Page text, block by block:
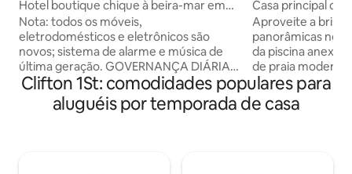
Hotel boutique chique à beira-mar em
Clifton
Nota: todos os móveis,
eletrodomésticos e eletrônicos são
novos; sistema de alarme e música de
última geração. GOVERNANÇA DIÁRIA:
cinco dias por semana. Horas adicionais
mediante solicitação. Consulte o manual
da casa para saber as tarefas e horários
Casa principal do
Aproveite a brisa
panorâmicas no
da piscina
de praia
espreguiçadeiras
interior, estique-
em plano aberto
Clifton 1St: comodidades populares para
aluguéis por temporada de casa